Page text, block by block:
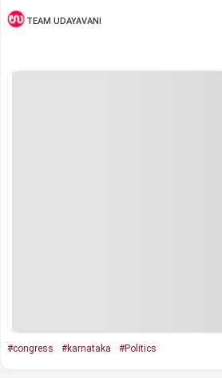
TEAM UDAYAVANI
#congress #karnataka #Politics